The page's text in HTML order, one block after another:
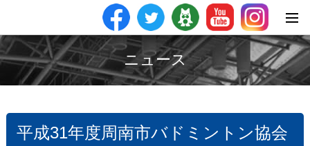
ニュース
平成31年度周南市バドミントン協会